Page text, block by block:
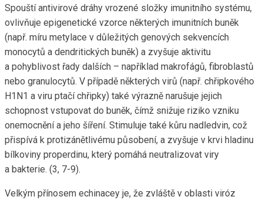
Spouští antivirové dráhy vrozené složky imunitního systému,
ovlivňuje epigenetické vzorce některých imunitních buněk
(např. míru metylace v důležitých genových sekvencích
monocytů a dendritických buněk) a zvyšuje aktivitu
a pohyblivost řady dalších – například makrofágů, fibroblastů
nebo granulocytů. V případě některých virů (např. chřipkového
H1N1 a viru ptačí chřipky) také výrazně narušuje jejich
schopnost vstupovat do buněk, čímž snižuje riziko vzniku
onemocnění a jeho šíření. Stimuluje také kůru nadledvin, což
přispívá k protizánětlivému působení, a zvyšuje v krvi hladinu
bílkoviny properdinu, který pomáhá neutralizovat viry
a bakterie. (3, 7-9).
Velkým přínosem echinacey je, že zvláště v oblasti viróz